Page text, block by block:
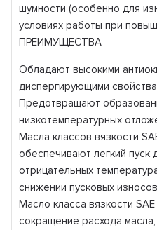
шумности (особенно для
условиях работы при
ПРЕИМУЩЕСТВА
Обладают высокими
диспергирующими
Предотвращают
низкотемпературных
Масла классов вязкости
обеспечивают легкий пуск
отрицательных
снижении пусковых износов
Масло класса вязкости
сокращение расхода